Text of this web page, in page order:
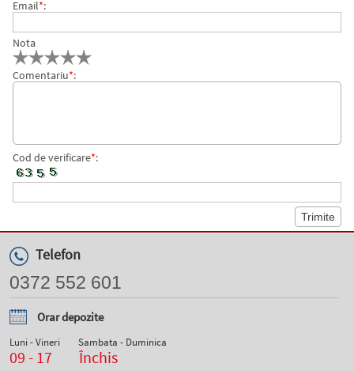
Email*:
Nota
Comentariu*:
Cod de verificare*:
Telefon
0372 552 601
Orar depozite
Luni - Vineri
09 - 17
Sambata - Duminica
Închis